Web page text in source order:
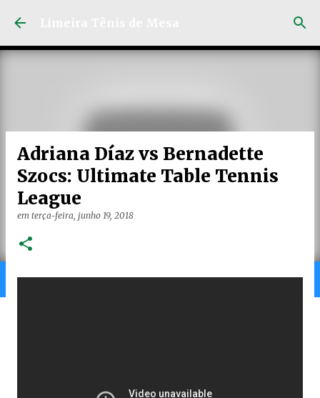
Home Limeira Gran Ranking
Adriana Díaz vs Bernadette
Szocs: Ultimate Table Tennis
League
em terça-feira, junho 19, 2018